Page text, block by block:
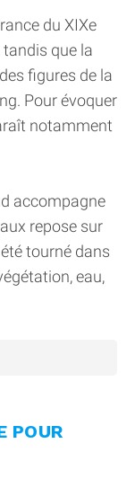
du XIXe
que la
figures de la
Pour évoquer
notamment
accompagne
repose sur
tourné dans
eau,
POUR